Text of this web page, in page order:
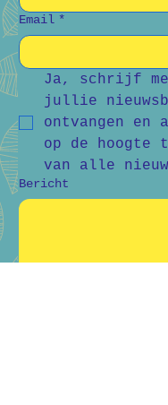
Email *
Ja, schrijf
jullie
ontvangen en
op de hoogte
van alle
Bericht